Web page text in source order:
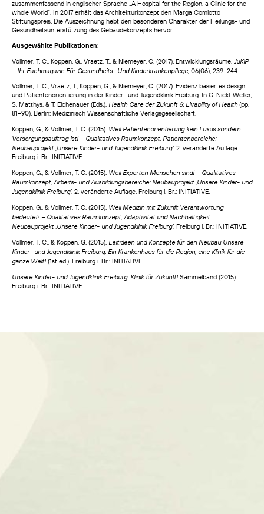
zusammenfassend in englischer Sprache „A Hospital for the Region, a Clinic for the
whole World“. In 2017 erhält das Architekturkonzept den Marga Comiotto
Stiftungspreis. Die Auszeichnung hebt den besonderen Charakter der Heilungs- und
Gesundheitsunterstützung des Gebäudekonzepts hervor.
Ausgewählte Publikationen:
Vollmer, T. C., Koppen, G., Vraetz, T., & Niemeyer, C. (2017). Entwicklungsräume. JuKiP
– Ihr Fachmagazin Für Gesundheits- Und Kinderkrankenpflege, 06(06), 239–244.
Vollmer, T. C., Vraetz, T., Koppen, G., & Niemeyer, C. (2017). Evidenz basiertes design
und Patientenorientierung in der Kinder- und Jugendklinik Freiburg. In C. Nickl-Weller,
S. Matthys, & T. Eichenauer (Eds.), Health Care der Zukunft 6: Livability of Health(pp.
81–90). Berlin: Medizinisch Wissenschaftliche Verlagsgesellschaft.
Koppen, G., & Vollmer, T. C. (2015). Weil Patientenorientierung kein Luxus sondern
Versorgungsauftrag ist! – Qualitatives Raumkonzept, Patientenbereiche:
Neubauprojekt ‚Unsere Kinder- und Jugendklinik Freiburg‘. 2. veränderte Auflage.
Freiburg i. Br.: INITIATIVE.
Koppen, G., & Vollmer, T. C. (2015). Weil Experten Menschen sind! – Qualitatives
Raumkonzept, Arbeits- und Ausbildungsbereiche: Neubauprojekt ‚Unsere Kinder- und
Jugendklinik Freiburg‘. 2. veränderte Auflage. Freiburg i. Br.: INITIATIVE.
Koppen, G., & Vollmer, T. C. (2015). Weil Medizin mit Zukunft Verantwortung
bedeutet! – Qualitatives Raumkonzept, Adaptivität und Nachhaltigkeit:
Neubauprojekt ‚Unsere Kinder- und Jugendklinik Freiburg‘. Freiburg i. Br.: INITIATIVE.
Vollmer, T. C., & Koppen, G. (2015). Leitideen und Konzepte für den Neubau Unsere
Kinder- und Jugendklinik Freiburg. Ein Krankenhaus für die Region, eine Klinik für die
ganze Welt! (1st ed.). Freiburg i. Br.: INITIATIVE.
Unsere Kinder- und Jugendklinik Freiburg. Klinik für Zukunft! Sammelband (2015)
Freiburg i. Br.: INITIATIVE.